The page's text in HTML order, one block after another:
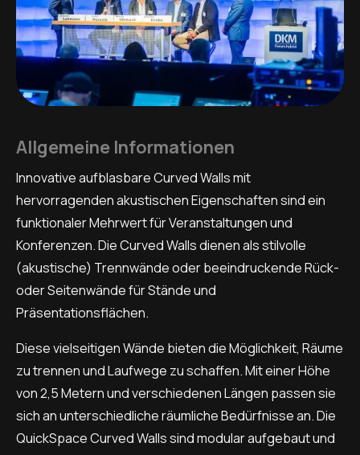
Allgemeine Informationen
Innovative aufblasbare Curved Walls mit
hervorragenden akustischen Eigenschaften sind ein
funktionaler Mehrwert für Veranstaltungen und
Konferenzen. Die Curved Walls dienen als stilvolle
(akustische) Trennwände oder beeindruckende Rück-
oder Seitenwände für Stände und
Präsentationsflächen.
Diese vielseitigen Wände bieten die Möglichkeit, Räume
zu trennen und Laufwege zu schaffen. Mit einer Höhe
von 2,5 Metern und verschiedenen Längen passen sie
sich an unterschiedliche räumliche Bedürfnisse an. Die
QuickSpace Curved Walls sind modular aufgebaut und